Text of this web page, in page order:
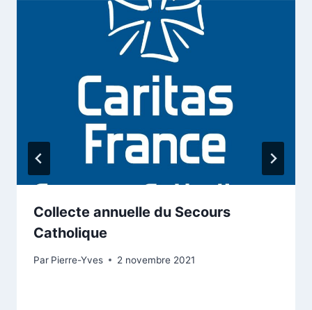
Collecte annuelle du Secours
Catholique
Par Pierre-Yves 2 novembre 2021